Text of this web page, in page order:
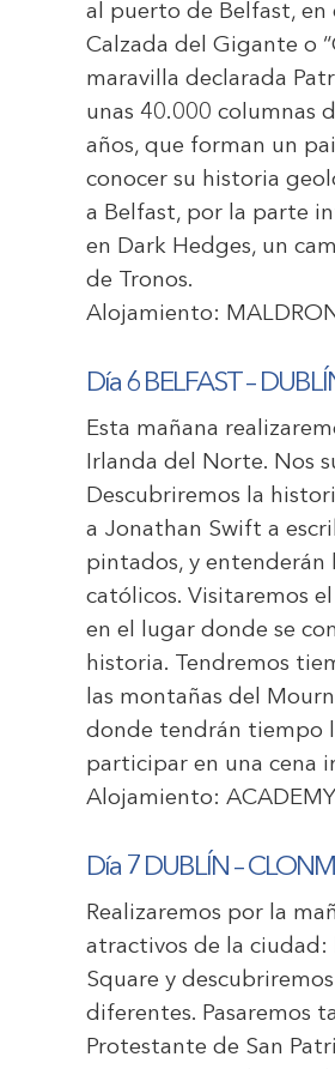
al puerto de Belfast, en
Calzada del Gigante o
maravilla declarada
unas 40.000 columnas
años, que forman un
conocer su historia
a Belfast, por la parte
en Dark Hedges, un
de Tronos.
Alojamiento:
Día 6 BELFAST –
Esta mañana
Irlanda del Norte. Nos
Descubriremos la
a Jonathan Swift a
pintados, y entenderán
católicos. Visitaremos
en el lugar donde se
historia. Tendremos
las montañas del
donde tendrán tiempo
participar en una cena
Alojamiento:
Día 7 DUBLÍN –
Realizaremos por la
atractivos de la ciudad:
Square y
diferentes. Pasaremos
Protestante de San